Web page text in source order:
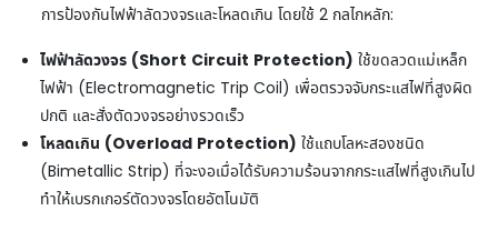
การป้องกันไฟฟ้าลัดวงจรและโหลดเกิน โดยใช้ 2 กลไกหลัก:
ไฟฟ้าลัดวงจร (Short Circuit Protection) ใช้ขดลวดแม่เหล็ก
ไฟฟ้า (Electromagnetic Trip Coil) เพื่อตรวจจับกระแสไฟที่สูงผิด
ปกติ และสั่งตัดวงจรอย่างรวดเร็ว
โหลดเกิน (Overload Protection) ใช้แถบโลหะสองชนิด
(Bimetallic Strip) ที่จะงอเมื่อได้รับความร้อนจากกระแสไฟที่สูงเกินไป
ทำให้เบรกเกอร์ตัดวงจรโดยอัตโนมัติ